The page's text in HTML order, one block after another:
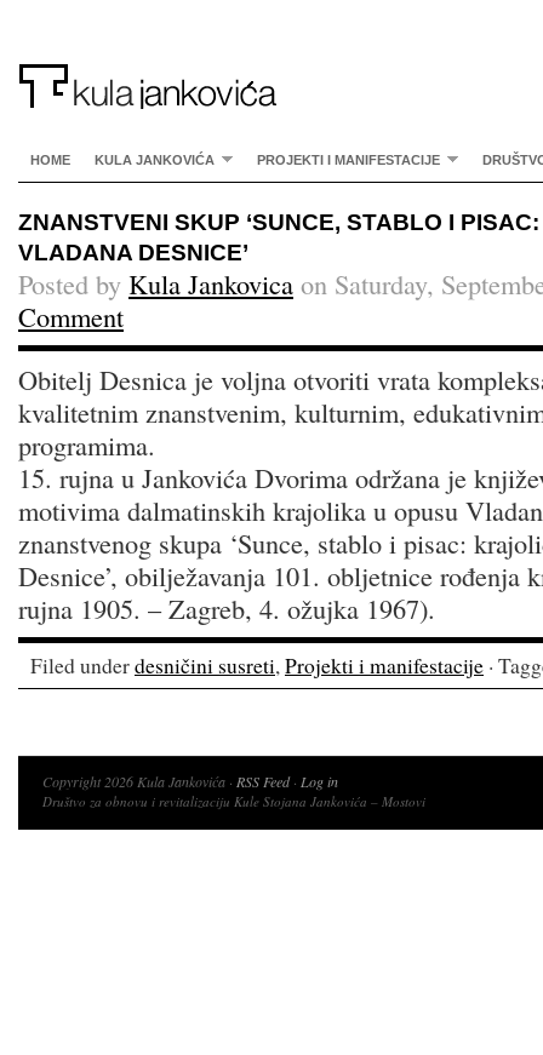
HOME KULA JANKOVIĆA PROJEKTI I MANIFESTACIJE
ZNANSTVENI SKUP ‘SUNCE, STABLO I
VLADANA DESNICE’
Posted by Kula Jankovica on Saturday,
Comment
Obitelj Desnica je voljna otvoriti vrata
kvalitetnim znanstvenim, kulturnim,
programima.
15. rujna u Jankovića Dvorima održana je
motivima dalmatinskih krajolika u opusu
znanstvenog skupa ‘Sunce, stablo i pisac:
Desnice’, obilježavanja 101. obljetnice rođenja
rujna 1905. – Zagreb, 4. ožujka 1967).
Filed underdesničini susreti,Projekti i manifestacije ·
Copyright 2026 Kula Jankovića · RSS Feed· Log in
Društvo za obnovu i revitalizaciju Kule Stojana Jankovića – Mostovi